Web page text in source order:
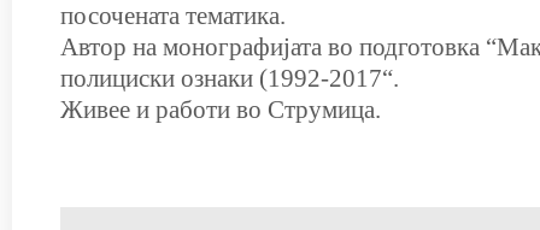
посочената тематика.
Автор на монографијата во подготовка “
полициски ознаки (1992-2017“.
Живее и работи во Струмица.